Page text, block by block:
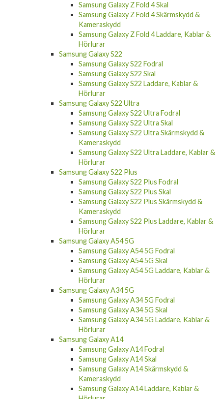
Samsung Galaxy Z Fold 4 Skal
Samsung Galaxy Z Fold 4 Skärmskydd &
Kameraskydd
Samsung Galaxy Z Fold 4 Laddare, Kablar &
Hörlurar
Samsung Galaxy S22
Samsung Galaxy S22 Fodral
Samsung Galaxy S22 Skal
Samsung Galaxy S22 Laddare, Kablar &
Hörlurar
Samsung Galaxy S22 Ultra
Samsung Galaxy S22 Ultra Fodral
Samsung Galaxy S22 Ultra Skal
Samsung Galaxy S22 Ultra Skärmskydd &
Kameraskydd
Samsung Galaxy S22 Ultra Laddare, Kablar &
Hörlurar
Samsung Galaxy S22 Plus
Samsung Galaxy S22 Plus Fodral
Samsung Galaxy S22 Plus Skal
Samsung Galaxy S22 Plus Skärmskydd &
Kameraskydd
Samsung Galaxy S22 Plus Laddare, Kablar &
Hörlurar
Samsung Galaxy A54 5G
Samsung Galaxy A54 5G Fodral
Samsung Galaxy A54 5G Skal
Samsung Galaxy A54 5G Laddare, Kablar &
Hörlurar
Samsung Galaxy A34 5G
Samsung Galaxy A34 5G Fodral
Samsung Galaxy A34 5G Skal
Samsung Galaxy A34 5G Laddare, Kablar &
Hörlurar
Samsung Galaxy A14
Samsung Galaxy A14 Fodral
Samsung Galaxy A14 Skal
Samsung Galaxy A14 Skärmskydd &
Kameraskydd
Samsung Galaxy A14 Laddare, Kablar &